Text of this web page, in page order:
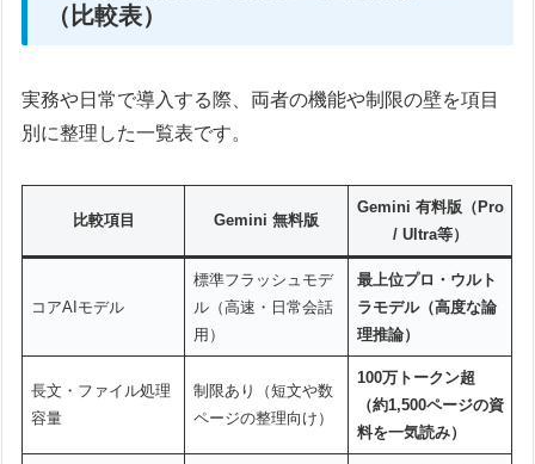
（比較表）
実務や日常で導入する際、両者の機能や制限の壁を項目
別に整理した一覧表です。
比較項目 Gemini 無料版
Gemini 有料版（Pro
/ Ultra等）
コアAIモデル
標準フラッシュモデ
ル（高速・日常会話
用）
最上位プロ・ウルト
ラモデル（高度な論
理推論）
長文・ファイル処理
容量
制限あり（短文や数
ページの整理向け）
100万トークン超
（約1,500ページの資
料を一気読み）